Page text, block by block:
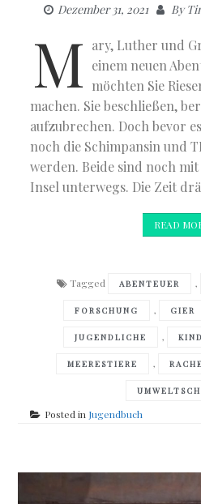
Dezember 31, 2021 By
M ary, Luther und
einem neuen
möchten Sie
machen. Sie beschließen,
aufzubrechen. Doch bevor
noch die Schimpansin und
werden. Beide sind noch
Insel unterwegs. Die Zeit
READ
Tagged ABENTEUER ,
FORSCHUNG , GIER
JUGENDLICHE ,
MEERESTIERE , RACHE
Posted in Jugendbuch